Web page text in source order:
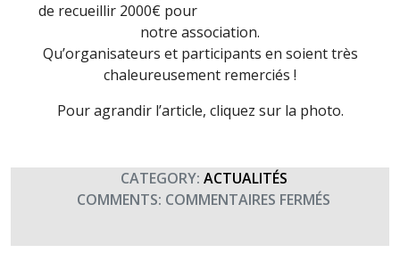
de recueillir 2000€ pour
notre association.
Qu’organisateurs et participants en soient très
chaleureusement remerciés !
Pour agrandir l’article, cliquez sur la photo.
CATEGORY: ACTUALITÉS
COMMENTS: COMMENTAIRES FERMÉS
SWINGUE